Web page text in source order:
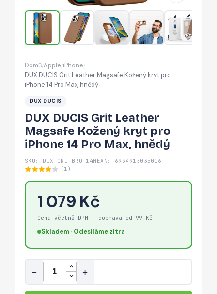
kryt
pro
iPhone
14
Max,
Domů/Apple/iPhone/
DUX DUCIS Grit Leather Magsafe Kožený kryt pro
iPhone 14 Pro Max, hnědý
DUX DUCIS
DUX DUCIS Grit Leather
Magsafe Kožený kryt pro
iPhone 14 Pro Max, hnědý
SKU: DUX-GRI-BRO-14M EAN: 6934913035016
(1)
1 079 Kč
Cena včetně DPH · doprava od 99 Kč
Skladem · Odesíláme zítra
Množství
− +